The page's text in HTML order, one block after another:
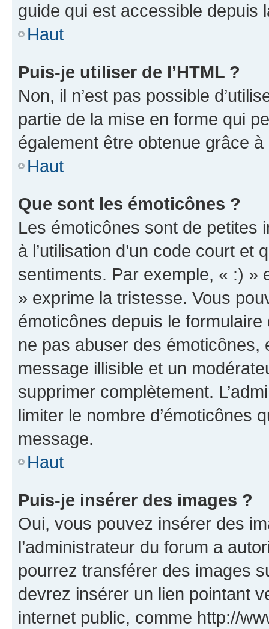
guide qui est accessible depuis
Haut
Puis-je utiliser de l’HTML ?
Non, il n’est pas possible
partie de la mise en forme qui
également être obtenue grâce à
Haut
Que sont les émoticônes ?
Les émoticônes sont de petites
à l’utilisation d’un code court et
sentiments. Par exemple, « :) »
» exprime la tristesse. Vous
émoticônes depuis le
ne pas abuser des
message illisible et un
supprimer complètement.
limiter le nombre d’émoticônes
message.
Haut
Puis-je insérer des images ?
Oui, vous pouvez insérer des
l’administrateur du forum a
pourrez transférer des images
devrez insérer un lien pointant
internet public, comme http://